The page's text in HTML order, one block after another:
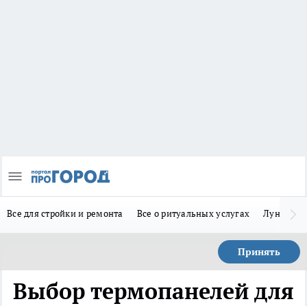
Все для стройки и ремонта Все о ритуальных услугах Лунно-
Принять
Выбор термопанелей для